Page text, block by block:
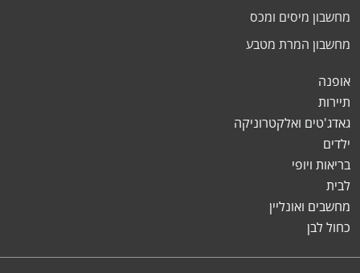
מחשבון מיסים ומכס
מחשבון המרת מטבע
אופנה
תיירות
גאדג'טים ואלקטרוניקה
ילדים
בריאות ויופי
לבית
מחשבים ואונליין
כחול לבן